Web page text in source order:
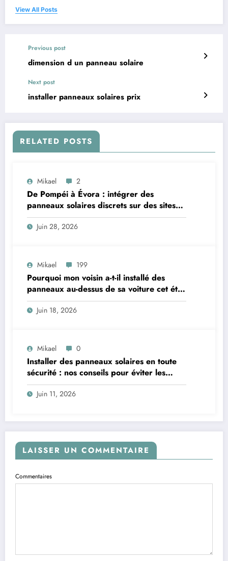
View All Posts
Previous post
dimension d un panneau solaire
Next post
installer panneaux solaires prix
RELATED POSTS
Mikael 2
De Pompéi à Évora : intégrer des
panneaux solaires discrets sur des sites
classés au patrimoine
Juin 28, 2026
Mikael 199
Pourquoi mon voisin a-t-il installé des
panneaux au-dessus de sa voiture cet été
? Un mystère à éclaircir !
Juin 18, 2026
Mikael 0
Installer des panneaux solaires en toute
sécurité : nos conseils pour éviter les
pièges
Juin 11, 2026
LAISSER UN COMMENTAIRE
Commentaires